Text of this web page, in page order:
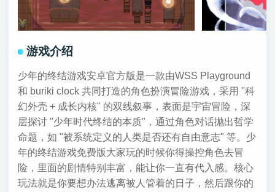
游戏介绍
少年的终结游戏安卓官方版是一款由WSS Playground
和 buriki clock 共同打造的角色扮演冒险游戏，采用 "科
幻外壳 + 成长内核" 的双线叙事，表面是宇宙冒险，深
层探讨 "少年时代终结的本质"，通过角色对话抛出哲学
命题，如 "被系统定义的人类是否还有自由意志" 等。少
年的终结游戏免费版大家玩的时候你得操控角色去冒
险，里面的剧情特别丰富，能让你一直有代入感。核心
玩法就是你要想办法逃离被人管着的日子，然后跟你的